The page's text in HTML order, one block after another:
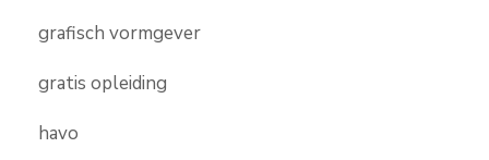
grafisch vormgever
gratis opleiding
havo